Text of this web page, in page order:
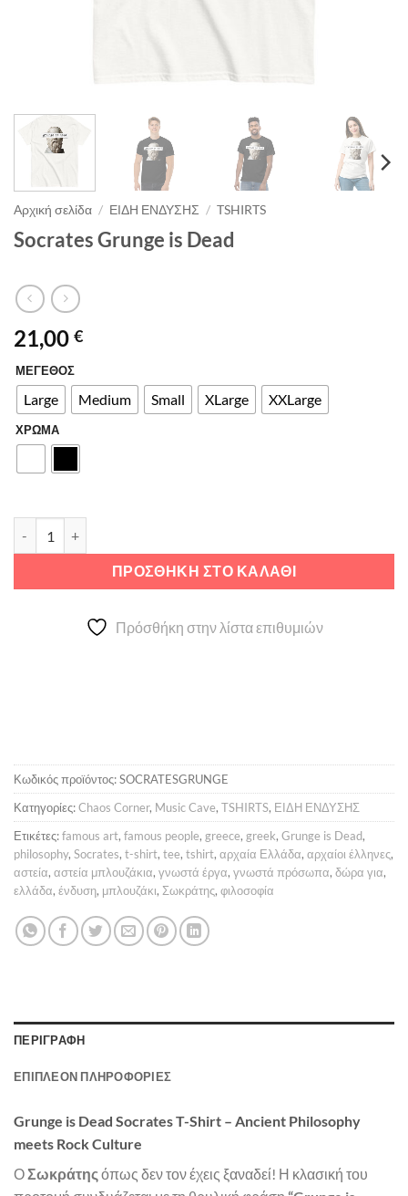
Αρχική σελίδα / ΕΙΔΗ ΕΝΔΥΣΗΣ / TSHIRTS
Socrates Grunge is Dead
21,00 €
ΜΕΓΕΘΟΣ
Large Medium Small XLarge XXLarge
ΧΡΩΜΑ
ΠΡΟΣΘΉΚΗ ΣΤΟ ΚΑΛΆΘΙ
Alternative:
Πρόσθήκη στην λίστα επιθυμιών
Κωδικός προϊόντος:SOCRATESGRUNGE
Κατηγορίες:Chaos Corner, Music Cave, TSHIRTS, ΕΙΔΗ ΕΝΔΥΣΗΣ
Ετικέτες:famous art, famous people, greece, greek, Grunge is Dead,
philosophy, Socrates, t-shirt, tee, tshirt, αρχαία Ελλάδα, αρχαίοι έλληνες,
αστεία, αστεία μπλουζάκια, γνωστά έργα, γνωστά πρόσωπα, δώρα για,
ελλάδα, ένδυση, μπλουζάκι, Σωκράτης, φιλοσοφία
ΠΕΡΙΓΡΑΦΉ
ΕΠΙΠΛΈΟΝ ΠΛΗΡΟΦΟΡΊΕΣ
Grunge is Dead Socrates T-Shirt – Ancient Philosophy
meets Rock Culture
ΟΣωκράτης όπως δεν τον έχεις ξαναδεί! Η κλασική του